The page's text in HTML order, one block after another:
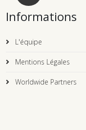
Informations
L'équipe
Mentions Légales
Worldwide Partners